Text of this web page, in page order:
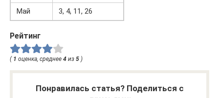
Май
3, 4, 11, 26
Рейтинг
( 1 оценка, среднее 4 из 5 )
Понравилась статья? Поделиться с